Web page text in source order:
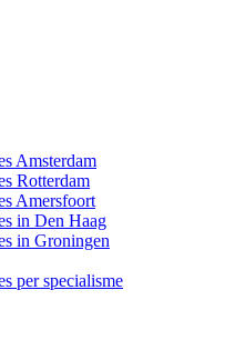
Amsterdam
Rotterdam
Amersfoort
in Den Haag
in Groningen
per specialisme